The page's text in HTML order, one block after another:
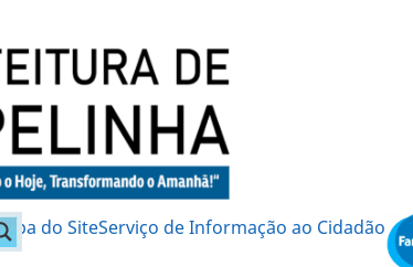
do SiteServiço de Informação ao Cidadão